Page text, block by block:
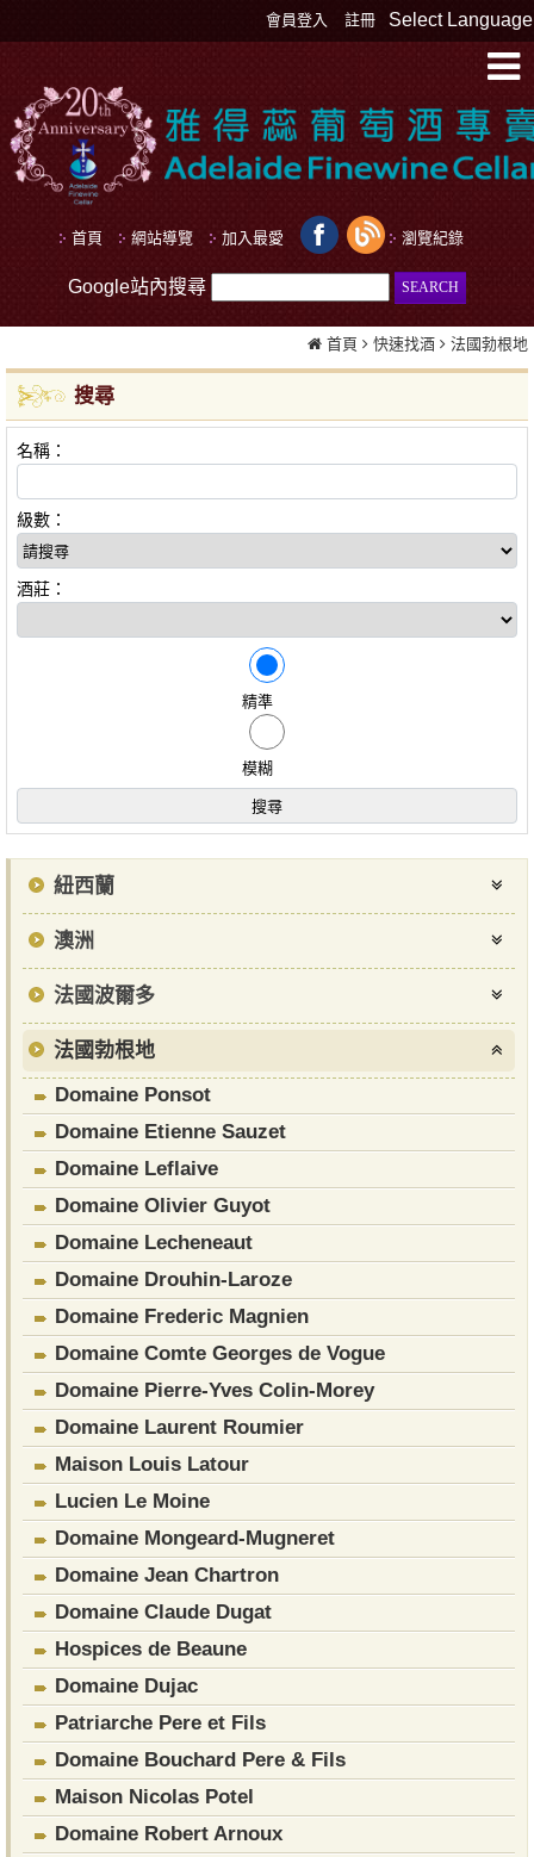
Select Language
會員登入 註冊
首頁 網站導覽 加入最愛 瀏覽紀錄
Google站內搜尋
首頁 快速找酒 法國勃根地
搜尋
名稱：
級數：
酒莊：
精準
模糊
紐西蘭
澳洲
法國波爾多
法國勃根地
Domaine Ponsot
Domaine Etienne Sauzet
Domaine Leflaive
Domaine Olivier Guyot
Domaine Lecheneaut
Domaine Drouhin-Laroze
Domaine Frederic Magnien
Domaine Comte Georges de Vogue
Domaine Pierre-Yves Colin-Morey
Domaine Laurent Roumier
Maison Louis Latour
Lucien Le Moine
Domaine Mongeard-Mugneret
Domaine Jean Chartron
Domaine Claude Dugat
Hospices de Beaune
Domaine Dujac
Patriarche Pere et Fils
Domaine Bouchard Pere & Fils
Maison Nicolas Potel
Domaine Robert Arnoux